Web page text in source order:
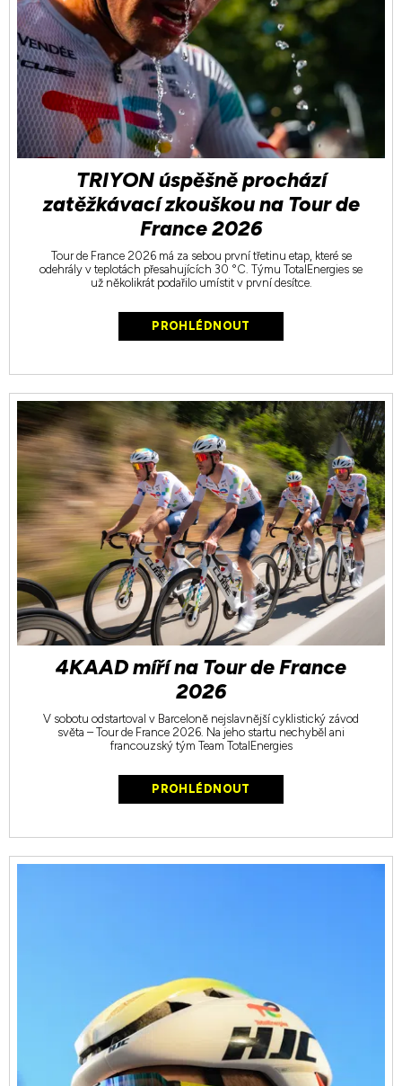
TRIYON úspěšně prochází
zatěžkávací zkouškou na Tour de
France 2026
Tour de France 2026 má za sebou první třetinu etap, které se
odehrály v teplotách přesahujících 30 °C. Týmu TotalEnergies se
už několikrát podařilo umístit v první desítce.
PROHLÉDNOUT
4KAAD míří na Tour de France
2026
V sobotu odstartoval v Barceloně nejslavnější cyklistický závod
světa – Tour de France 2026. Na jeho startu nechyběl ani
francouzský tým Team TotalEnergies
PROHLÉDNOUT